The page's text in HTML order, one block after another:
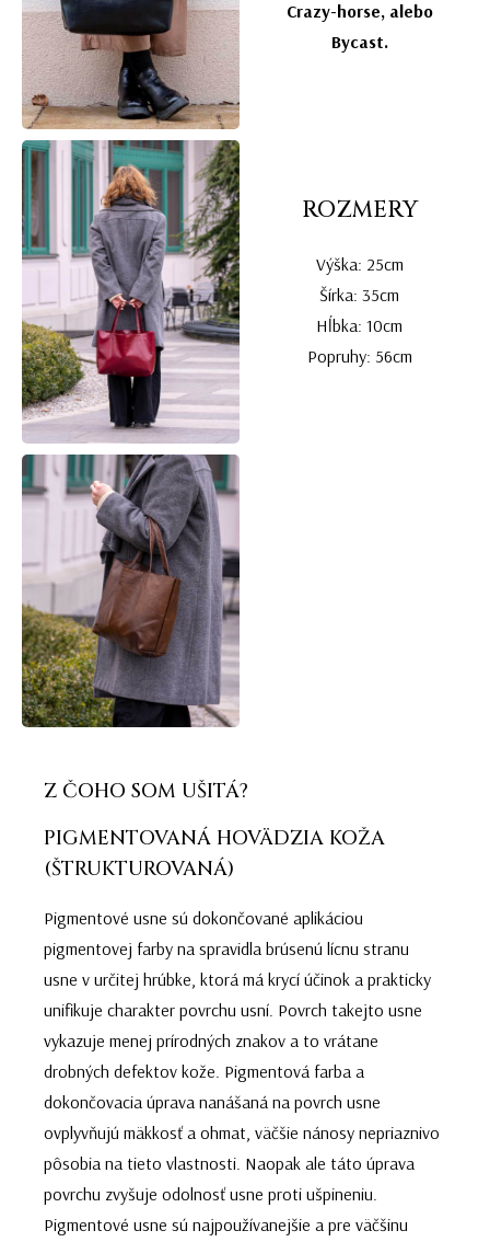
Crazy-horse, alebo
Bycast.
ROZMERY
Výška: 25cm
Šírka: 35cm
Hĺbka: 10cm
Popruhy: 56cm
Z ČOHO SOM UŠITÁ?
PIGMENTOVANÁ HOVÄDZIA KOŽA
(ŠTRUKTUROVANÁ)
Pigmentové usne sú dokončované aplikáciou
pigmentovej farby na spravidla brúsenú lícnu stranu
usne v určitej hrúbke, ktorá má krycí účinok a prakticky
unifikuje charakter povrchu usní. Povrch takejto usne
vykazuje menej prírodných znakov a to vrátane
drobných defektov kože. Pigmentová farba a
dokončovacia úprava nanášaná na povrch usne
ovplyvňujú mäkkosť a ohmat, väčšie nánosy nepriaznivo
pôsobia na tieto vlastnosti. Naopak ale táto úprava
povrchu zvyšuje odolnosť usne proti ušpineniu.
Pigmentové usne sú najpoužívanejšie a pre väčšinu